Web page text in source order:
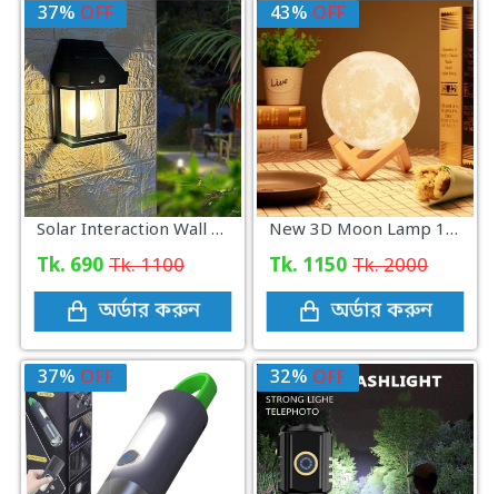
37% OFF
Solar Interaction Wall Lamp
Tk. 690 Tk. 1100
অর্ডার করুন
43% OFF
New 3D Moon Lamp 16 Colors Remote & Touching system
Tk. 1150 Tk. 2000
অর্ডার করুন
37% OFF 32% OFF